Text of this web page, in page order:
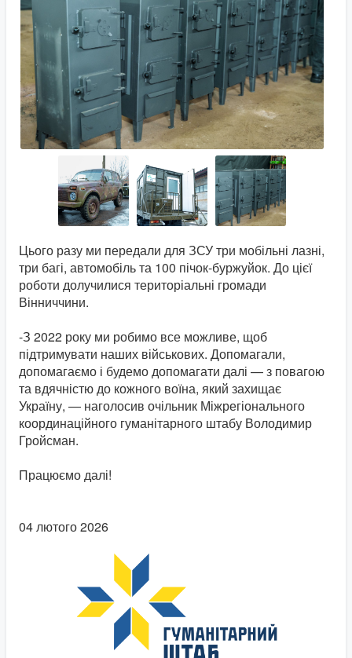
Цього разу ми передали для ЗСУ три мобільні лазні,
три багі, автомобіль та 100 пічок-буржуйок. До цієї
роботи долучилися територіальні громади
Вінниччини.
-З 2022 року ми робимо все можливе, щоб
підтримувати наших військових. Допомагали,
допомагаємо і будемо допомагати далі — з повагою
та вдячністю до кожного воїна, який захищає
Україну, — наголосив очільник Міжрегіонального
координаційного гуманітарного штабу Володимир
Гройсман.
Працюємо далі!
04 лютого 2026